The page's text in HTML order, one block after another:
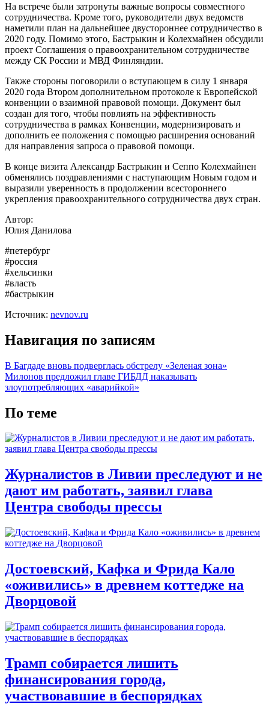
На встрече были затронуты важные вопросы совместного
сотрудничества. Кроме того, руководители двух ведомств
наметили план на дальнейшее двустороннее сотрудничество в
2020 году. Помимо этого, Бастрыкин и Колехмайнен обсудили
проект Соглашения о правоохранительном сотрудничестве
между СК России и МВД Финляндии.
Также стороны поговорили о вступающем в силу 1 января
2020 года Втором дополнительном протоколе к Европейской
конвенции о взаимной правовой помощи. Документ был
создан для того, чтобы повлиять на эффективность
сотрудничества в рамках Конвенции, модернизировать и
дополнить ее положения с помощью расширения оснований
для направления запроса о правовой помощи.
В конце визита Александр Бастрыкин и Сеппо Колехмайнен
обменялись поздравлениями с наступающим Новым годом и
выразили уверенность в продолжении всестороннего
укрепления правоохранительного сотрудничества двух стран.
Автор:
Юлия Данилова
#петербург
#россия
#хельсинки
#власть
#бастрыкин
Источник: nevnov.ru
Навигация по записям
В Багдаде вновь подверглась обстрелу «Зеленая зона»
Милонов предложил главе ГИБДД наказывать
злоупотребляющих «аварийкой»
По теме
Журналистов в Ливии преследуют и не
дают им работать, заявил глава
Центра свободы прессы
Достоевский, Кафка и Фрида Кало
«оживились» в древнем коттедже на
Дворцовой
Трамп собирается лишить
финансирования города,
участвовавшие в беспорядках